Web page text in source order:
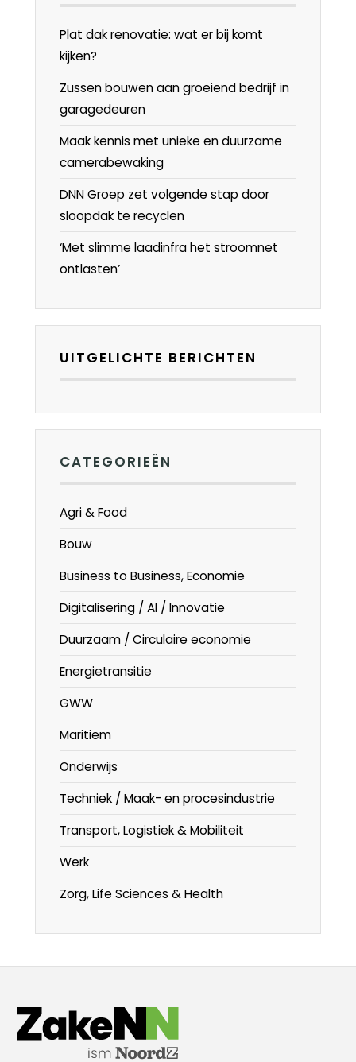
Plat dak renovatie: wat er bij komt
kijken?
Zussen bouwen aan groeiend bedrijf in
garagedeuren
Maak kennis met unieke en duurzame
camerabewaking
DNN Groep zet volgende stap door
sloopdak te recyclen
‘Met slimme laadinfra het stroomnet
ontlasten’
UITGELICHTE BERICHTEN
CATEGORIEËN
Agri & Food
Bouw
Business to Business, Economie
Digitalisering / AI / Innovatie
Duurzaam / Circulaire economie
Energietransitie
GWW
Maritiem
Onderwijs
Techniek / Maak- en procesindustrie
Transport, Logistiek & Mobiliteit
Werk
Zorg, Life Sciences & Health